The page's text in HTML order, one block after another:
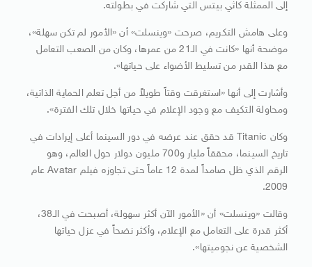
إلى الممثلة كاثي بيتس التي شاركت في بطولته.
وعلى هامش التكريم، صرحت «وينسلت» أن «الأمور لم تكن سهلة»،
موضحة أنها «كانت في الـ21 من عمرها، وكان من الصعب التعامل
مع هذا القدر من تسليط الأضواء على حياتها».
وأشارت إلى أنها «استغرقت وقتاً طويلاً من أجل تعلم الحماية الذاتية،
ومحاولة التكيف مع وجود الإعلام في حياتها خلال تلك الفترة».
وكان Titanic قد حقق عند عرضه في دور السينما أعلى إيرادات في
تاريخ السينما، محققاً مليار و700 مليون دولار حول العالم، وهو
الرقم الذي ظل صامداً لمدة 12 عاماً حتى تجاوزه فيلم Avatar عام
2009.
وقالت «وينسلت» أن «الأمور الآن أكثر سهولة، أصبحت في الـ38،
أكثر قدرة على التعامل مع الإعلام، وأكثر نضحاً في عزل حياتها
الشخصية عن نجوميتها».